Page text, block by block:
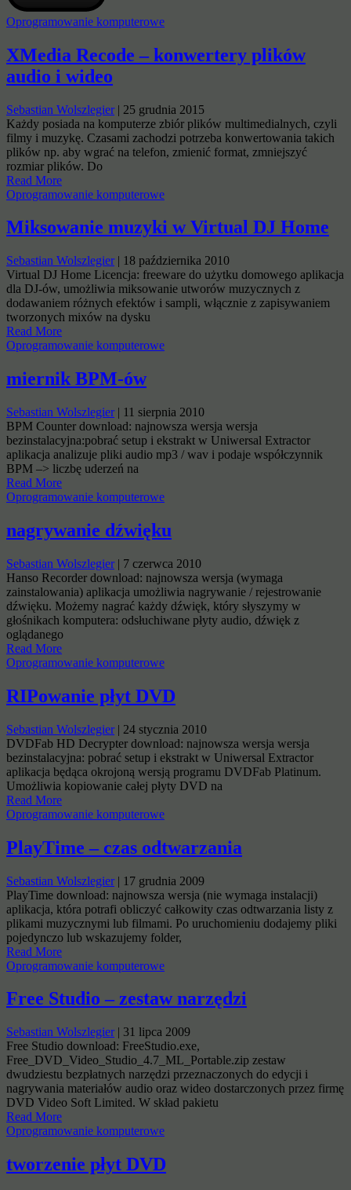
Oprogramowanie komputerowe
XMedia Recode – konwertery plików
audio i wideo
Sebastian Wolszlegier| 25 grudnia 2015
Każdy posiada na komputerze zbiór plików multimedialnych, czyli
filmy i muzykę. Czasami zachodzi potrzeba konwertowania takich
plików np. aby wgrać na telefon, zmienić format, zmniejszyć
rozmiar plików. Do
Read More
Oprogramowanie komputerowe
Miksowanie muzyki w Virtual DJ Home
Sebastian Wolszlegier| 18 października 2010
Virtual DJ Home Licencja: freeware do użytku domowego aplikacja
dla DJ-ów, umożliwia miksowanie utworów muzycznych z
dodawaniem różnych efektów i sampli, włącznie z zapisywaniem
tworzonych mixów na dysku
Read More
Oprogramowanie komputerowe
miernik BPM-ów
Sebastian Wolszlegier| 11 sierpnia 2010
BPM Counter download: najnowsza wersja wersja
bezinstalacyjna:pobrać setup i ekstrakt w Uniwersal Extractor
aplikacja analizuje pliki audio mp3 / wav i podaje współczynnik
BPM –> liczbę uderzeń na
Read More
Oprogramowanie komputerowe
nagrywanie dźwięku
Sebastian Wolszlegier| 7 czerwca 2010
Hanso Recorder download: najnowsza wersja (wymaga
zainstalowania) aplikacja umożliwia nagrywanie / rejestrowanie
dźwięku. Możemy nagrać każdy dźwięk, który słyszymy w
głośnikach komputera: odsłuchiwane płyty audio, dźwięk z
oglądanego
Read More
Oprogramowanie komputerowe
RIPowanie płyt DVD
Sebastian Wolszlegier| 24 stycznia 2010
DVDFab HD Decrypter download: najnowsza wersja wersja
bezinstalacyjna: pobrać setup i ekstrakt w Uniwersal Extractor
aplikacja będąca okrojoną wersją programu DVDFab Platinum.
Umożliwia kopiowanie całej płyty DVD na
Read More
Oprogramowanie komputerowe
PlayTime – czas odtwarzania
Sebastian Wolszlegier| 17 grudnia 2009
PlayTime download: najnowsza wersja (nie wymaga instalacji)
aplikacja, która potrafi obliczyć całkowity czas odtwarzania listy z
plikami muzycznymi lub filmami. Po uruchomieniu dodajemy pliki
pojedynczo lub wskazujemy folder,
Read More
Oprogramowanie komputerowe
Free Studio – zestaw narzędzi
Sebastian Wolszlegier| 31 lipca 2009
Free Studio download: FreeStudio.exe,
Free_DVD_Video_Studio_4.7_ML_Portable.zip zestaw
dwudziestu bezpłatnych narzędzi przeznaczonych do edycji i
nagrywania materiałów audio oraz wideo dostarczonych przez firmę
DVD Video Soft Limited. W skład pakietu
Read More
Oprogramowanie komputerowe
tworzenie płyt DVD